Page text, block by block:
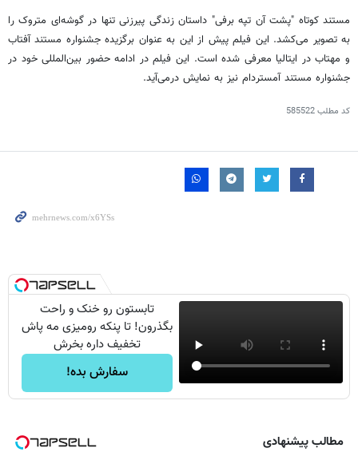
مستند کوتاه "پشت آن تپه برفی" داستان زندگی پیرزنی تنها در گوشه‌ای متروک را
به تصویر می‌کشد. این فیلم پیش از این به عنوان برگزیده جشنواره مستند آفتاب
و مهتاب در ایتالیا معرفی شده است. این فیلم در ادامه حضور بین‌المللی خود در
جشنواره مستند آمستردام نیز به نمایش درمی‌آید.
کد مطلب585522
تابستون رو خنک و راحت
بگذرون! تا پنکه رومیزی مه پاش
تخفیف داره بخرش
سفارش بده!
مطالب پیشنهادی